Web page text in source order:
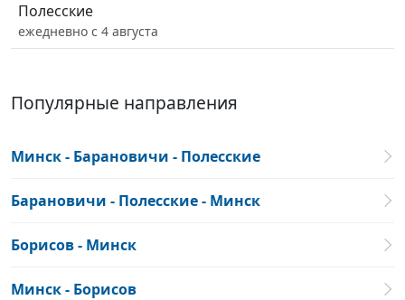
Полесские
ежедневно с 4 августа
Популярные направления
Минск - Барановичи - Полесские
Барановичи - Полесские - Минск
Борисов - Минск
Минск - Борисов